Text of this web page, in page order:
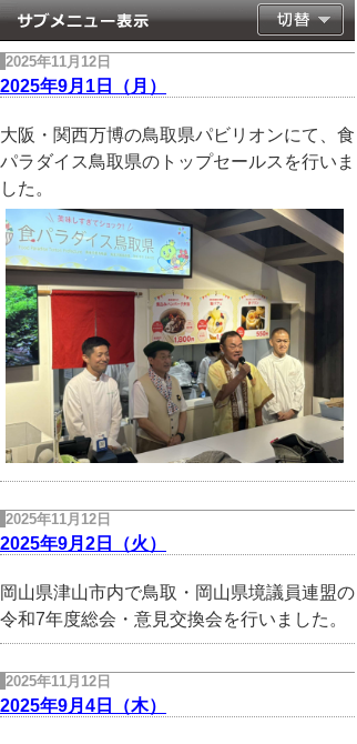
2025年11月12日
2025年9月1日（月）
大阪・関西万博の鳥取県パビリオンにて、食
パラダイス鳥取県のトップセールスを行いま
した。
2025年11月12日
2025年9月2日（火）
岡山県津山市内で鳥取・岡山県境議員連盟の
令和7年度総会・意見交換会を行いました。
2025年11月12日
2025年9月4日（木）